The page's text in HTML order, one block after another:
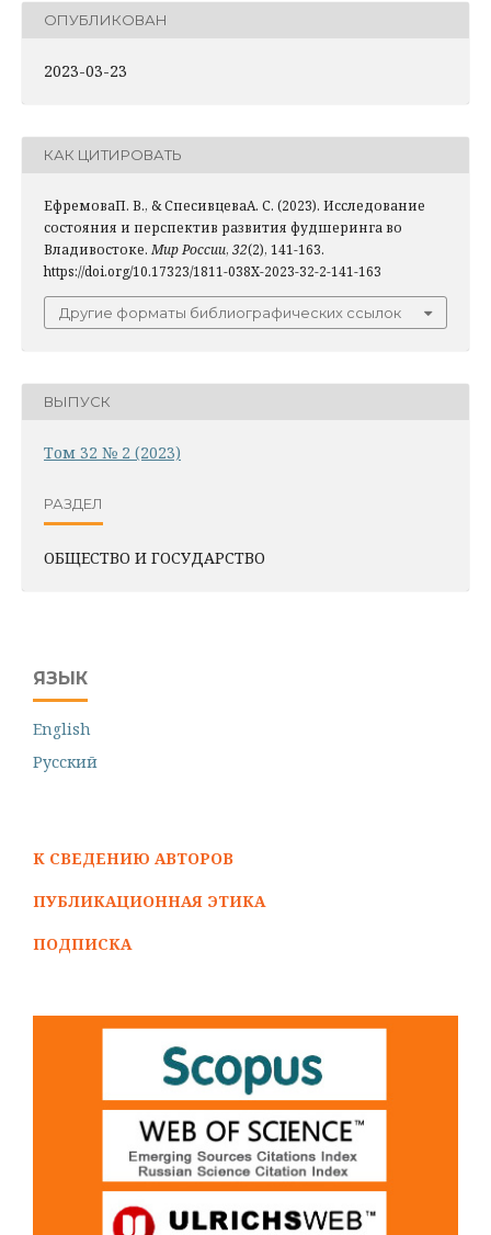
ОПУБЛИКОВАН
2023-03-23
КАК ЦИТИРОВАТЬ
ЕфремоваП. В., & СпесивцеваА. С. (2023). Исследование
состояния и перспектив развития фудшеринга во
Владивостоке. Мир России, 32(2), 141-163.
https://doi.org/10.17323/1811-038X-2023-32-2-141-163
Другие форматы библиографических ссылок
ВЫПУСК
Том 32 № 2 (2023)
РАЗДЕЛ
ОБЩЕСТВО И ГОСУДАРСТВО
ЯЗЫК
English
Русский
К СВЕДЕНИЮ АВТОРОВ
ПУБЛИКАЦИОННАЯ ЭТИКА
ПОДПИСКА